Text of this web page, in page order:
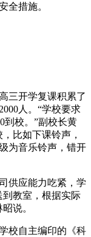
全措施。
开学复课积累了
人。“学校要求
到校。”副校长黄
比如下课铃声，
为音乐铃声，错开
供应能力吃紧，学
教室，根据实际
说。
校自主编印的《科